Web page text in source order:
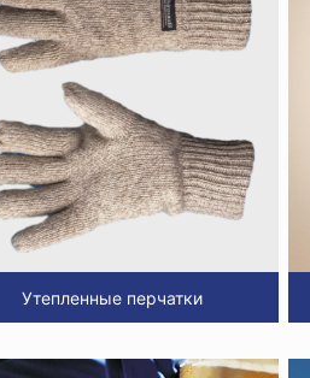
Утепленные перчатки